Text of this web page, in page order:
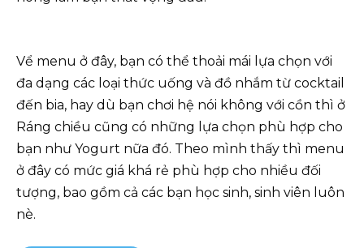
Vể menu ở đây, bạn có thể thoải mái lựa chọn với
đa dạng các loại thức uống và đồ nhắm từ cocktail
đến bia, hay dù bạn chơi hệ nói không với cồn thì ở
Ráng chiều cũng có những lựa chọn phù hợp cho
bạn như Yogurt nữa đó. Theo mình thấy thì menu
ở đây có mức giá khá rẻ phù hợp cho nhiều đối
tượng, bao gồm cả các bạn học sinh, sinh viên luôn
nè.